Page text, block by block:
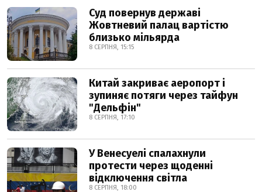
Суд повернув державі
Жовтневий палац вартістю
близько мільярда
8 СЕРПНЯ, 15:15
Китай закриває аеропорт і
зупиняє потяги через тайфун
"Дельфін"
8 СЕРПНЯ, 17:10
У Венесуелі спалахнули
протести через щоденні
відключення світла
8 СЕРПНЯ, 18:00